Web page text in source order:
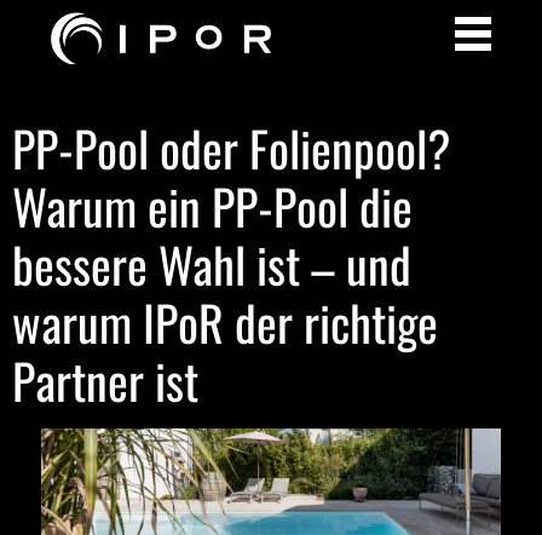
PP-Pool oder Folienpool?
Warum ein PP-Pool die
bessere Wahl ist – und
warum IPoR der richtige
Partner ist